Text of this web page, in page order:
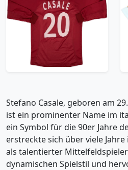
2001-02 Reggina
Match Issue Home
L/S Shirt Casale #20
119.99£ · ca. €142
Trikot kaufen
Stefano Casale, geboren am
ist ein prominenter Name im
ein Symbol für die 90er Jahre
erstreckte sich über viele
als talentierter
dynamischen Spielstil und